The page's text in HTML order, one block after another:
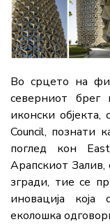
Во срцето на
северниот брег
иконски
Council, познати
поглед кон
Арапскиот Залив,
згради, тие се
иновација која
еколошка